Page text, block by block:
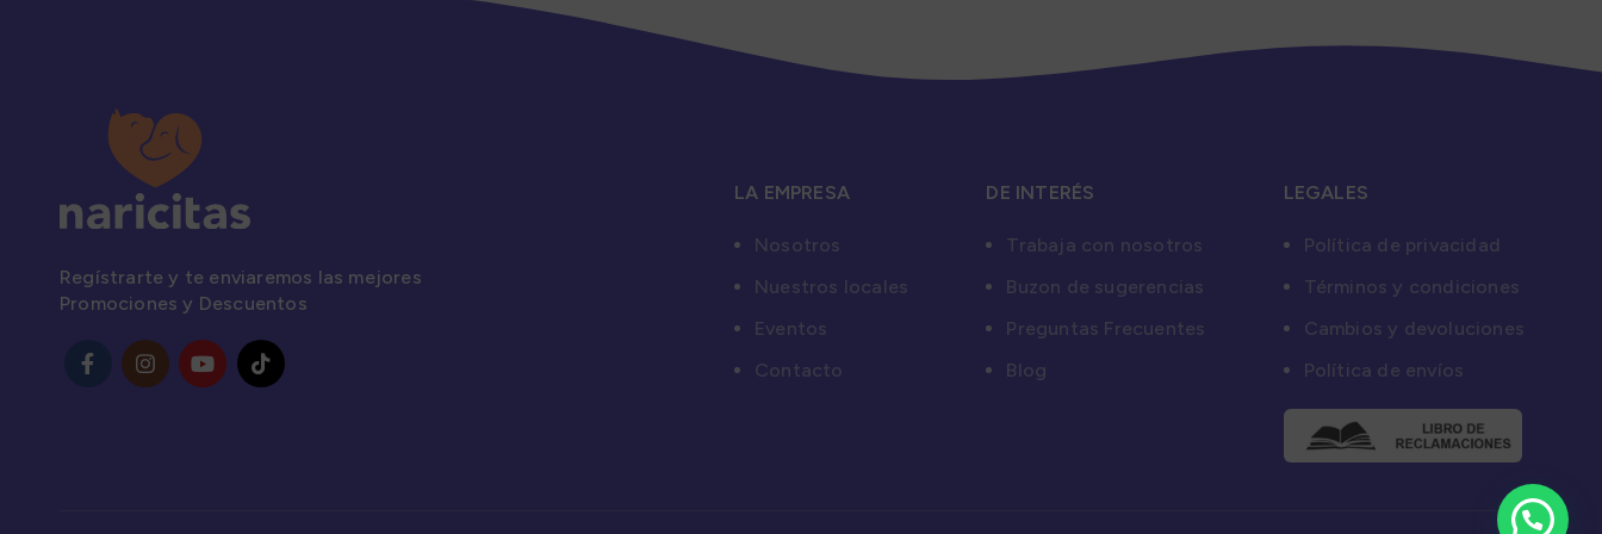
Regístrarte y te enviaremos las mejores
Promociones y Descuentos
LA EMPRESA
Nosotros
Nuestros locales
Eventos
Contacto
DE INTERÉS
Trabaja con nosotros
Buzon de sugerencias
Preguntas Frecuentes
Blog
LEGALES
Política de privacidad
Términos y condiciones
Cambios y devoluciones
Política de envíos